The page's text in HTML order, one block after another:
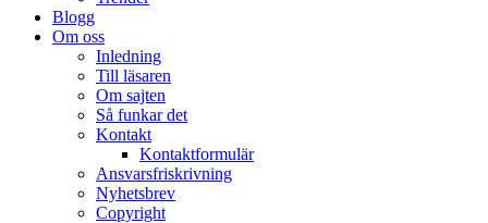
Blogg
Om oss
Inledning
Till läsaren
Om sajten
Så funkar det
Kontakt
Kontaktformulär
Ansvarsfriskrivning
Nyhetsbrev
Copyright